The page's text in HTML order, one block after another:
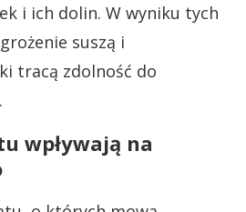
i ich dolin. W wyniku tych
suszą i
tracą zdolność do
wpływają na